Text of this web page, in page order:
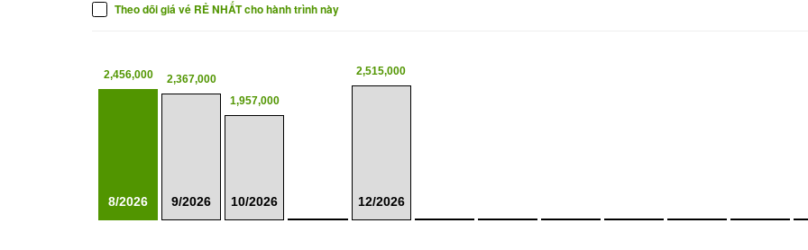
Theo dõi giá vé RẺ NHẤT cho hành trình này
2,456,000
8/2026
2,367,000
9/2026
1,957,000
10/2026
2,515,000
12/2026